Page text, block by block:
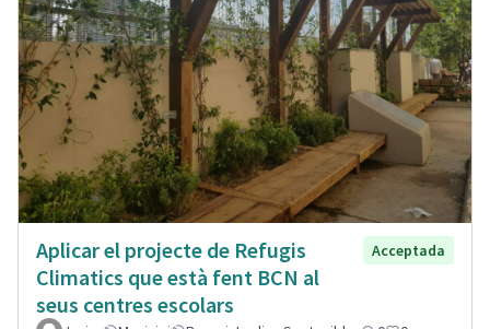
Aplicar el projecte de Refugis
Climatics que està fent BCN al
seus centres escolars
Acceptada